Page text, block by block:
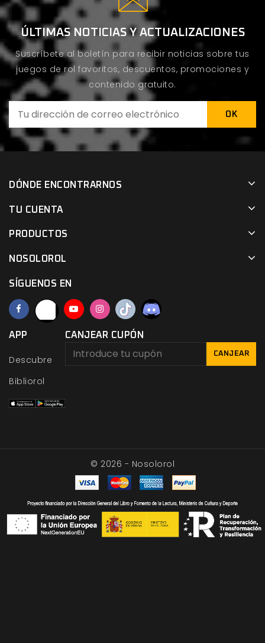
ÚLTIMAS NOTICIAS Y ACTUALIZACIONES
Suscríbete al boletín para recibir noticias sobre tus
juegos de rol favoritos, descuentos, promociones y
contenido gratuito.
DÓNDE ENCONTRARNOS
TU CUENTA
PRODUCTOS
NOSOLOROL
SÍGUENOS EN
APP
Descubre
Bibliorol
CANJEAR CUPÓN
CANJEAR
© 2026 - Nosolorol